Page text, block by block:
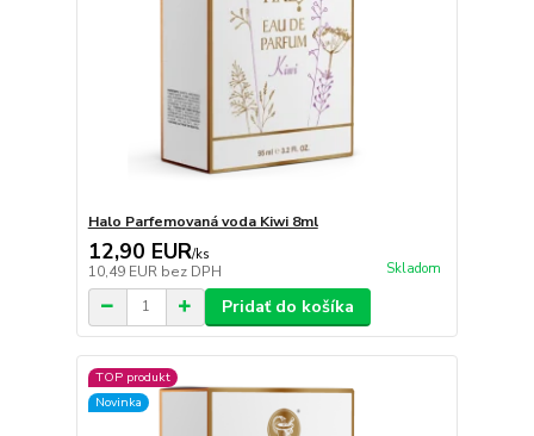
Halo Parfemovaná voda Kiwi 8ml
12,90 EUR/ks
10,49 EUR bez DPH Skladom
Pridať do košíka
TOP produkt
Novinka